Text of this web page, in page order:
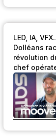
LED, IA,
Dolléans
révolution
chef